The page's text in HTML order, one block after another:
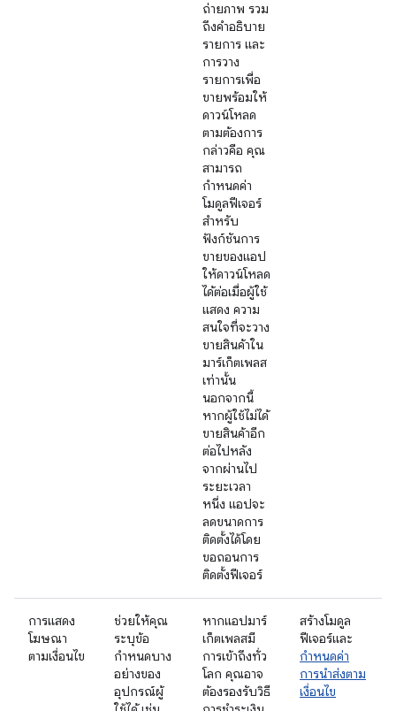
ถ่ายภาพ รวม
ถึงคำอธิบาย
รายการ และ
การวาง
รายการเพื่อ
ขายพร้อมให้
ดาวน์โหลด
ตามต้องการ
กล่าวคือ คุณ
สามารถ
กำหนดค่า
โมดูลฟีเจอร์
สำหรับ
ฟังก์ชันการ
ขายของแอป
ให้ดาวน์โหลด
ได้ต่อเมื่อผู้ใช้
แสดง ความ
สนใจที่จะวาง
ขายสินค้าใน
มาร์เก็ตเพลส
เท่านั้น
นอกจากนี้
หากผู้ใช้ไม่ได้
ขายสินค้าอีก
ต่อไปหลัง
จากผ่านไป
ระยะเวลา
หนึ่ง แอปจะ
ลดขนาดการ
ติดตั้งได้โดย
ขอถอนการ
ติดตั้งฟีเจอร์
การแสดง
โฆษณา
ตามเงื่อนไข
ช่วยให้คุณ
ระบุข้อ
กำหนดบาง
อย่างของ
อุปกรณ์ผู้
หากแอปมาร์
เก็ตเพลสมี
การเข้าถึงทั่ว
โลก คุณอาจ
ต้องรองรับวิธี
สร้างโมดูล
ฟีเจอร์และ
กำหนดค่า
การนำส่งตาม
เงื่อนไข